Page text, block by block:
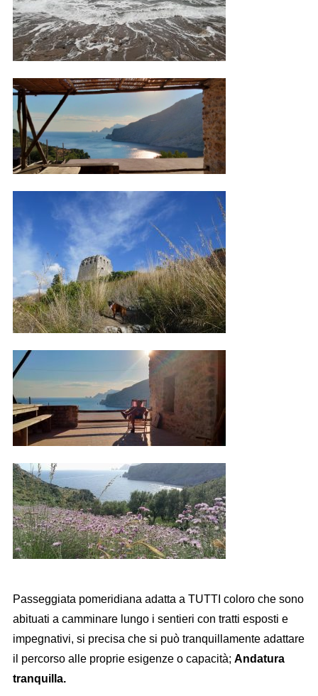
Passeggiata pomeridiana adatta a TUTTI coloro che sono
abituati a camminare lungo i sentieri con tratti esposti e
impegnativi, si precisa che si può tranquillamente adattare
il percorso alle proprie esigenze o capacità; Andatura
tranquilla.